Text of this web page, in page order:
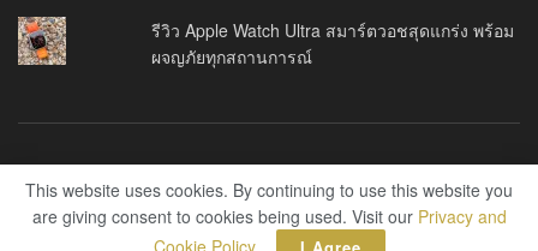
รีวิว Apple Watch Ultra สมาร์ตวอชสุดแกร่ง พร้อม
ผจญภัยทุกสถานการณ์
© 2014THE ALL APPS
This website uses cookies. By continuing to use this website you
are giving consent to cookies being used. Visit our Privacy and
Cookie Policy.